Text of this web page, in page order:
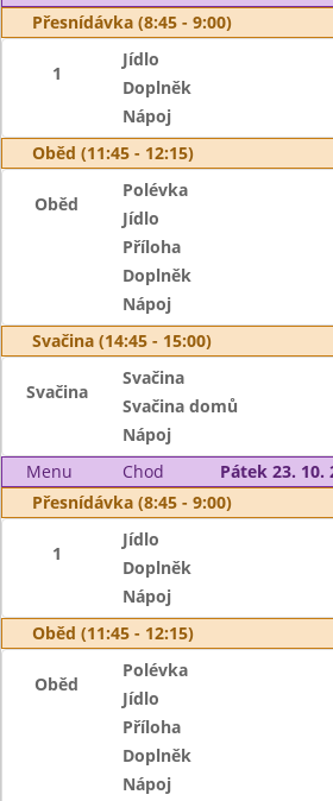
Přesnídávka (8:45 - 9:00)
1
Jídlo
Doplněk
Nápoj
Oběd (11:45 - 12:15)
Oběd
Polévka
Jídlo
Příloha
Doplněk
Nápoj
Svačina (14:45 - 15:00)
Svačina
Svačina
Svačina domů
Nápoj
Menu
Chod
Pátek 23. 10.
Přesnídávka (8:45 - 9:00)
1
Jídlo
Doplněk
Nápoj
Oběd (11:45 - 12:15)
Oběd
Polévka
Jídlo
Příloha
Doplněk
Nápoj